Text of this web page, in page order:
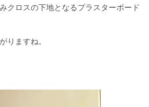
クロスの下地となるプラスターボード
りますね。